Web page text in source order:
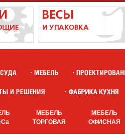
МЕБЕЛЬ
ТОРГОВАЯ
МЕБЕЛЬ
ОФИСНАЯ